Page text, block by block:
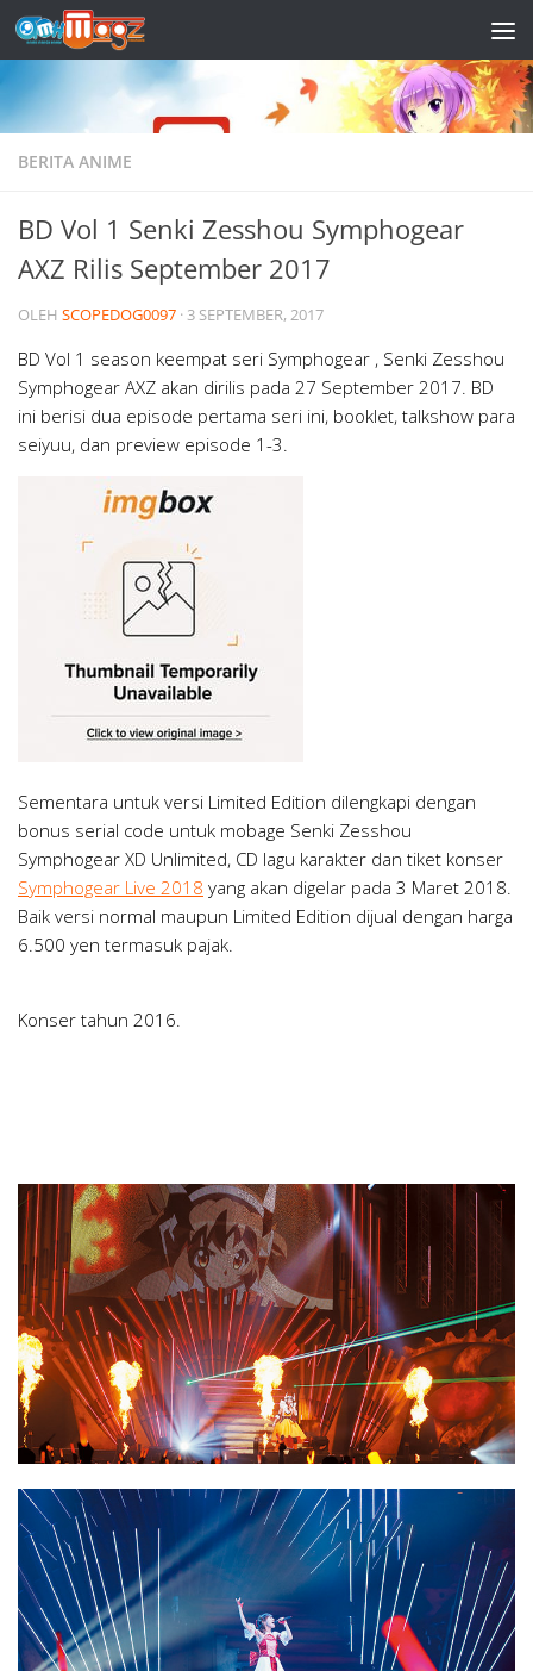
Skip to content
BERITA ANIME
BD Vol 1 Senki Zesshou Symphogear
AXZ Rilis September 2017
OLEH SCOPEDOG0097 · 3 SEPTEMBER, 2017
BD Vol 1 season keempat seri Symphogear , Senki Zesshou
Symphogear AXZ akan dirilis pada 27 September 2017. BD
ini berisi dua episode pertama seri ini, booklet, talkshow para
seiyuu, dan preview episode 1-3.
Sementara untuk versi Limited Edition dilengkapi dengan
bonus serial code untuk mobage Senki Zesshou
Symphogear XD Unlimited, CD lagu karakter dan tiket konser
Symphogear Live 2018 yang akan digelar pada 3 Maret 2018.
Baik versi normal maupun Limited Edition dijual dengan harga
6.500 yen termasuk pajak.
Konser tahun 2016.